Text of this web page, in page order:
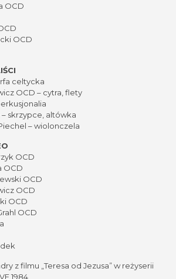
OCD
OCD
celtycka
OCD – cytra, flety
skrzypce, altówka
– wiolonczela
OCD
OCD
OCD
OCD
OCD
OCD
z filmu „Teresa od Jezusa” w reżyserii
1984